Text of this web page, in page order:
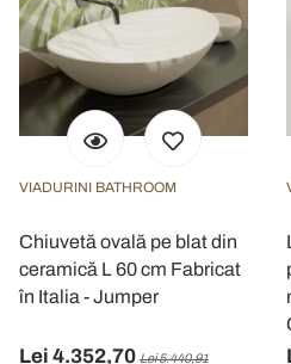
VIADURINI BATHROOM
Chiuvetă ovală pe blat din
ceramică L 60 cm Fabricat
în Italia - Jumper
Lei 4.352,70 Lei 5.440,91